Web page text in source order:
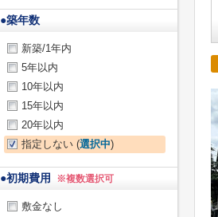
●築年数
新築/1年内
5年以内
10年以内
15年以内
20年以内
指定しない (選択中)
●初期費用 ※複数選択可
敷金なし